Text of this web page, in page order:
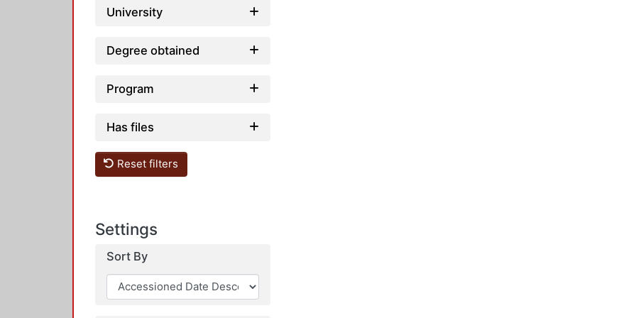
University
Degree obtained
Program
Has files
Reset filters
Settings
Sort By